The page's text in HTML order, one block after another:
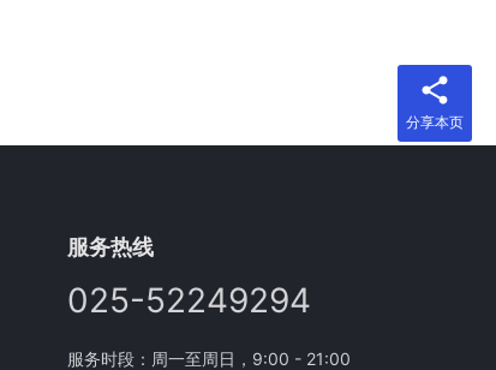
服务热线
025-52249294
服务时段：周一至周日，9:00 - 21:00
分享本页